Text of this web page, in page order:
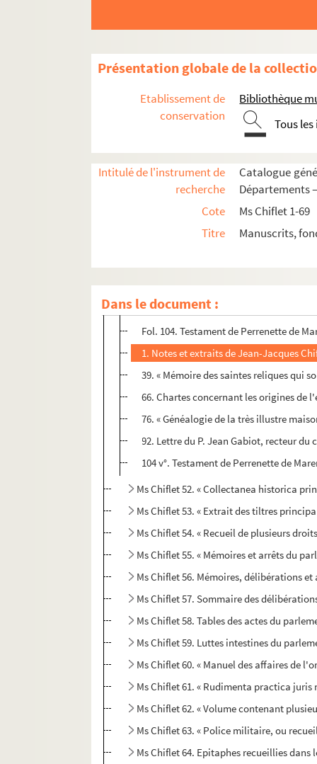
Présentation globale de la
Etablissement de
conservation
Bibliothèque
Tous
Intitulé de l'instrument de
recherche
Catalogue
Départements
Cote
Ms Chiflet 1-69
Titre
Manuscrits,
Dans le document :
Ms Chiflet 45. « Tome 4 de papiers
Ms Chiflet 47. Démêlés entre la ville de
Ms Chiflet 48. Testaments et épitaphes
Ms Chiflet 49. Reliques et épitaphes des
Ms Chiflet 50. Antiquités ecclésiastiques
Ms Chiflet 51. Le Saint-Suaire de
Fol. 39. « Mémoire des saintes
Fol. 66. Chartes concernant les origines
Fol. 76. « Généalogie de la très illustre
Fol. 92. Lettre du P. Jean Gabiot,
Fol. 104. Testament de Perrenette de
1. Notes et extraits de Jean-Jacques
39. « Mémoire des saintes reliques qui
66. Chartes concernant les origines de
76. « Généalogie de la très illustre
92. Lettre du P. Jean Gabiot, recteur du
104 v°. Testament de Perrenette de
Ms Chiflet 52. « Collectanea historica
Ms Chiflet 53. « Extrait des tiltres
Ms Chiflet 54. « Recueil de plusieurs
Ms Chiflet 55. « Mémoires et arrêts du
Ms Chiflet 56. Mémoires, délibérations
Ms Chiflet 57. Sommaire des
Ms Chiflet 58. Tables des actes du
Ms Chiflet 59. Luttes intestines du
Ms Chiflet 60. « Manuel des affaires de
Ms Chiflet 61. « Rudimenta practica
Ms Chiflet 62. « Volume contenant
Ms Chiflet 63. « Police militaire, ou
Ms Chiflet 64. Epitaphes recueillies dans